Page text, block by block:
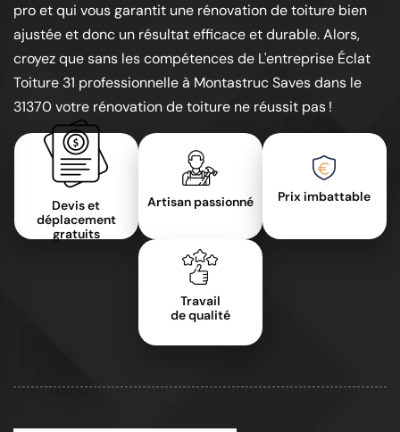
pro et qui vous garantit une rénovation de toiture bien
ajustée et donc un résultat efficace et durable. Alors,
croyez que sans les compétences de L'entreprise Éclat
Toiture 31 professionnelle à Montastruc Saves dans le
31370 votre rénovation de toiture ne réussit pas !
Devis et
déplacement
gratuits
Artisan passionné Prix imbattable
Travail
de qualité